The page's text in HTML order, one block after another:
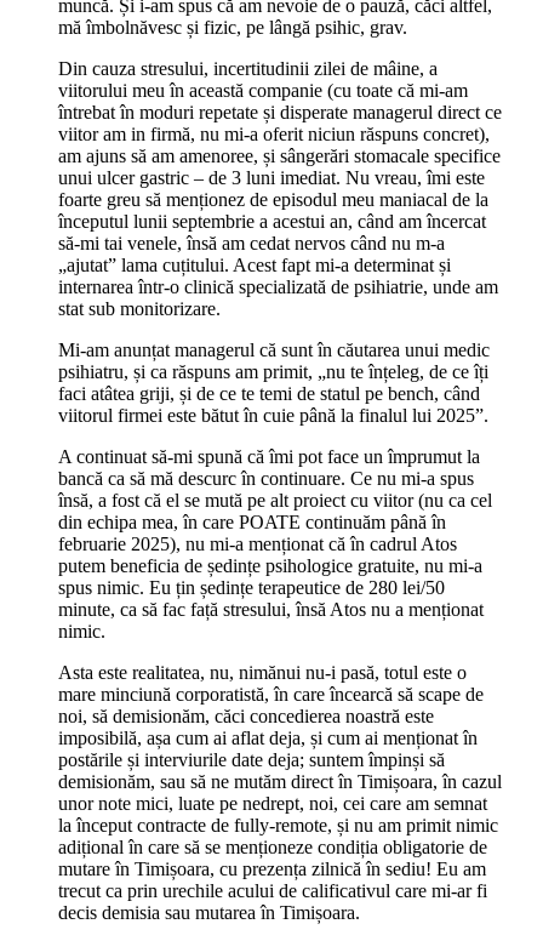
muncă. Și i-am spus că am nevoie de o pauză, căci altfel,
mă îmbolnăvesc și fizic, pe lângă psihic, grav.
Din cauza stresului, incertitudinii zilei de mâine, a
viitorului meu în această companie (cu toate că mi-am
întrebat în moduri repetate și disperate managerul direct ce
viitor am in firmă, nu mi-a oferit niciun răspuns concret),
am ajuns să am amenoree, și sângerări stomacale specifice
unui ulcer gastric – de 3 luni imediat. Nu vreau, îmi este
foarte greu să menționez de episodul meu maniacal de la
începutul lunii septembrie a acestui an, când am încercat
să-mi tai venele, însă am cedat nervos când nu m-a
„ajutat” lama cuțitului. Acest fapt mi-a determinat și
internarea într-o clinică specializată de psihiatrie, unde am
stat sub monitorizare.
Mi-am anunțat managerul că sunt în căutarea unui medic
psihiatru, și ca răspuns am primit, „nu te înțeleg, de ce îți
faci atâtea griji, și de ce te temi de statul pe bench, când
viitorul firmei este bătut în cuie până la finalul lui 2025”.
A continuat să-mi spună că îmi pot face un împrumut la
bancă ca să mă descurc în continuare. Ce nu mi-a spus
însă, a fost că el se mută pe alt proiect cu viitor (nu ca cel
din echipa mea, în care POATE continuăm până în
februarie 2025), nu mi-a menționat că în cadrul Atos
putem beneficia de ședințe psihologice gratuite, nu mi-a
spus nimic. Eu țin ședințe terapeutice de 280 lei/50
minute, ca să fac față stresului, însă Atos nu a menționat
nimic.
Asta este realitatea, nu, nimănui nu-i pasă, totul este o
mare minciună corporatistă, în care încearcă să scape de
noi, să demisionăm, căci concedierea noastră este
imposibilă, așa cum ai aflat deja, și cum ai menționat în
postările și interviurile date deja; suntem împinși să
demisionăm, sau să ne mutăm direct în Timișoara, în cazul
unor note mici, luate pe nedrept, noi, cei care am semnat
la început contracte de fully-remote, și nu am primit nimic
adițional în care să se menționeze condiția obligatorie de
mutare în Timișoara, cu prezența zilnică în sediu! Eu am
trecut ca prin urechile acului de calificativul care mi-ar fi
decis demisia sau mutarea în Timișoara.